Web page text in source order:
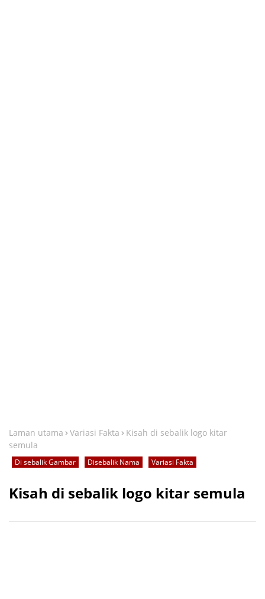
Laman utama Variasi Fakta
Kisah di sebalik logo kitar
semula
Di sebalik Gambar Disebalik Nama Variasi Fakta
Kisah di sebalik logo kitar semula